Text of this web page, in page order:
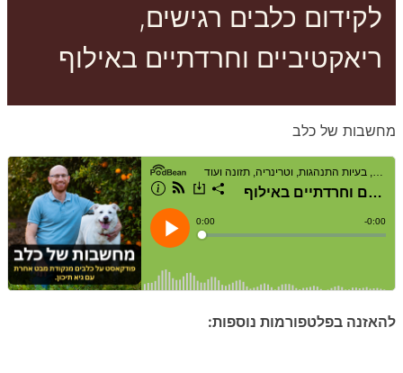
לקידום כלבים רגישים,
ריאקטיביים וחרדתיים באילוף
מחשבות של כלב
להאזנה בפלטפורמות נוספות: